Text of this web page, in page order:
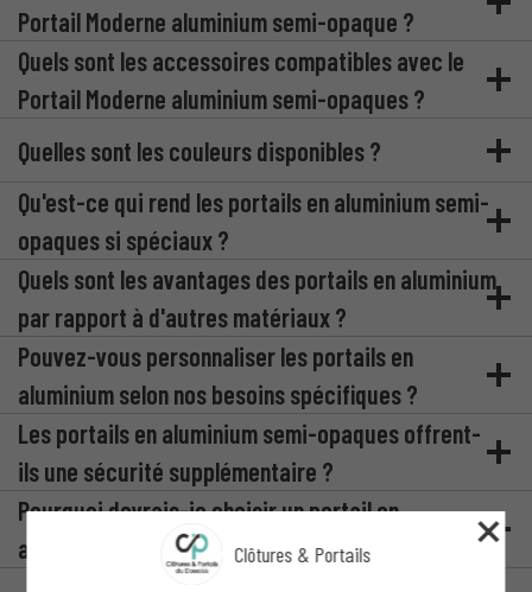
Portail Moderne aluminium semi-opaque ?
Quels sont les accessoires compatibles avec le
Portail Moderne aluminium semi-opaques ?
Quelles sont les couleurs disponibles ?
Qu'est-ce qui rend les portails en aluminium semi-
opaques si spéciaux ?
Quels sont les avantages des portails en aluminium
par rapport à d'autres matériaux ?
Pouvez-vous personnaliser les portails en
aluminium selon nos besoins spécifiques ?
Les portails en aluminium semi-opaques offrent-
ils une sécurité supplémentaire ?
Pourquoi devrais-je choisir un portail en
aluminium semi-opaque pour ma propriété ?
Clôtures & Portails